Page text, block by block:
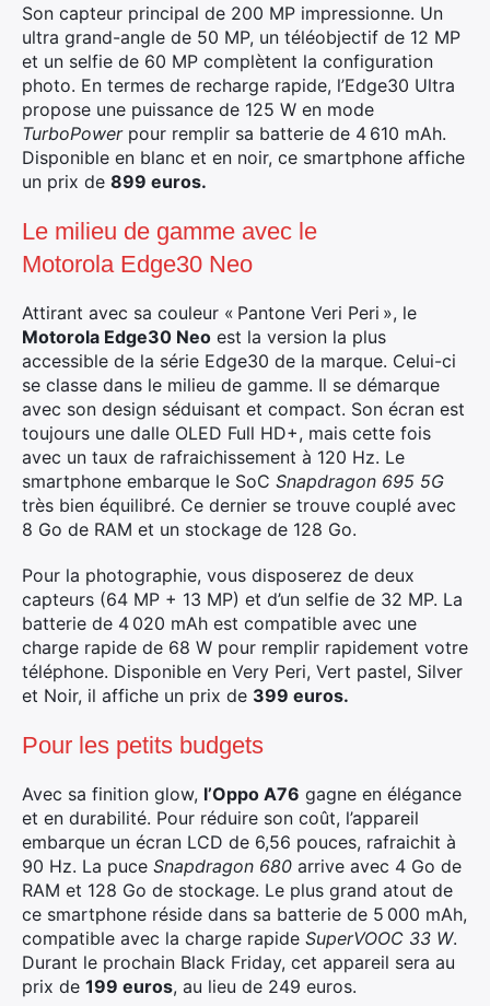
Son capteur principal de 200 MP impressionne. Un
ultra grand-angle de 50 MP, un téléobjectif de 12 MP
et un selfie de 60 MP complètent la configuration
photo. En termes de recharge rapide, l’Edge30 Ultra
propose une puissance de 125 W en mode
TurboPowerpour remplir sa batterie de 4 610 mAh.
Disponible en blanc et en noir, ce smartphone affiche
un prix de 899 euros.
Le milieu de gamme avec le
Motorola Edge30 Neo
Attirant avec sa couleur « Pantone Veri Peri », le
Motorola Edge30 Neo est la version la plus
accessible de la série Edge30 de la marque. Celui-ci
se classe dans le milieu de gamme. Il se démarque
avec son design séduisant et compact. Son écran est
toujours une dalle OLED Full HD+, mais cette fois
avec un taux de rafraichissement à 120 Hz. Le
smartphone embarque le SoC Snapdragon 695 5G
très bien équilibré. Ce dernier se trouve couplé avec
8 Go de RAM et un stockage de 128 Go.
Pour la photographie, vous disposerez de deux
capteurs (64 MP + 13 MP) et d’un selfie de 32 MP. La
batterie de 4 020 mAh est compatible avec une
charge rapide de 68 W pour remplir rapidement votre
téléphone. Disponible en Very Peri, Vert pastel, Silver
et Noir, il affiche un prix de 399 euros.
Pour les petits budgets
Avec sa finition glow, l’Oppo A76 gagne en élégance
et en durabilité. Pour réduire son coût, l’appareil
embarque un écran LCD de 6,56 pouces, rafraichit à
90 Hz. La puce Snapdragon 680 arrive avec 4 Go de
RAM et 128 Go de stockage. Le plus grand atout de
ce smartphone réside dans sa batterie de 5 000 mAh,
compatible avec la charge rapide SuperVOOC 33 W.
Durant le prochain Black Friday, cet appareil sera au
prix de 199 euros, au lieu de 249 euros.